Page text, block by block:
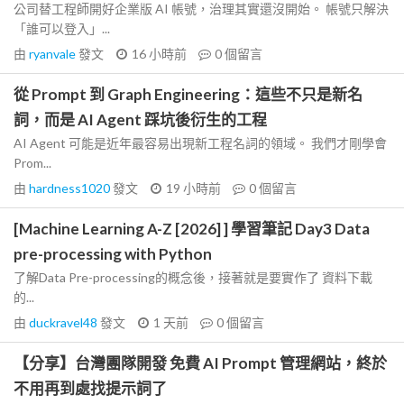
公司替工程師開好企業版 AI 帳號，治理其實還沒開始。 帳號只解決
「誰可以登入」...
由 ryanvale發文 16 小時前 0個留言
從 Prompt 到 Graph Engineering：這些不只是新名
詞，而是 AI Agent 踩坑後衍生的工程
AI Agent 可能是近年最容易出現新工程名詞的領域。 我們才剛學會
Prom...
由 hardness1020發文 19 小時前 0個留言
[Machine Learning A-Z [2026] ] 學習筆記 Day3 Data
pre-processing with Python
了解Data Pre-processing的概念後，接著就是要實作了 資料下載
的...
由 duckravel48 發文 1 天前 0個留言
【分享】台灣團隊開發 免費 AI Prompt 管理網站，終於
不用再到處找提示詞了